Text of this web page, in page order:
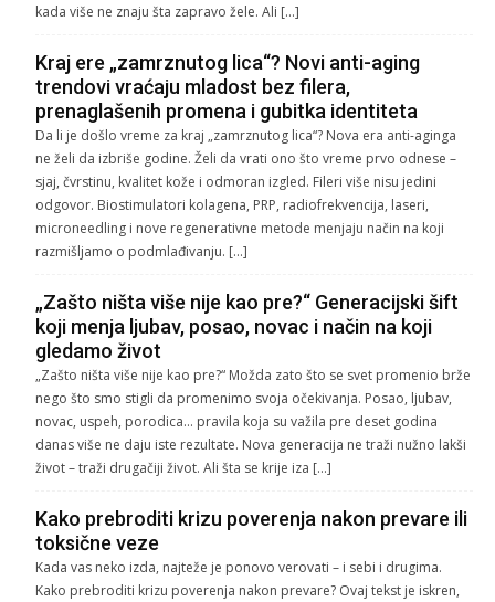
kada više ne znaju šta zapravo žele. Ali […]
Kraj ere „zamrznutog lica“? Novi anti-aging
trendovi vraćaju mladost bez filera,
prenaglašenih promena i gubitka identiteta
Da li je došlo vreme za kraj „zamrznutog lica“? Nova era anti-aginga
ne želi da izbriše godine. Želi da vrati ono što vreme prvo odnese –
sjaj, čvrstinu, kvalitet kože i odmoran izgled. Fileri više nisu jedini
odgovor. Biostimulatori kolagena, PRP, radiofrekvencija, laseri,
microneedling i nove regenerativne metode menjaju način na koji
razmišljamo o podmlađivanju. […]
„Zašto ništa više nije kao pre?“ Generacijski šift
koji menja ljubav, posao, novac i način na koji
gledamo život
„Zašto ništa više nije kao pre?“ Možda zato što se svet promenio brže
nego što smo stigli da promenimo svoja očekivanja. Posao, ljubav,
novac, uspeh, porodica… pravila koja su važila pre deset godina
danas više ne daju iste rezultate. Nova generacija ne traži nužno lakši
život – traži drugačiji život. Ali šta se krije iza […]
Kako prebroditi krizu poverenja nakon prevare ili
toksične veze
Kada vas neko izda, najteže je ponovo verovati – i sebi i drugima.
Kako prebroditi krizu poverenja nakon prevare? Ovaj tekst je iskren,